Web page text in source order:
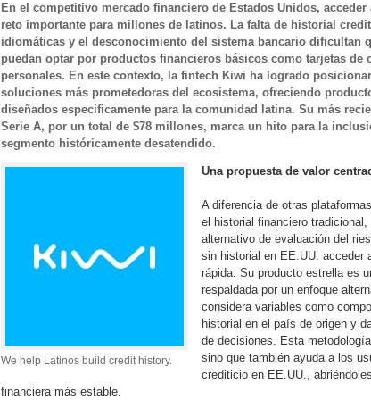
En el competitivo mercado financiero de Estados Unidos,
reto importante para millones de latinos. La falta de historial
idiomáticas y el desconocimiento del sistema bancario dificultan
puedan optar por productos financieros básicos como tarjetas de
personales. En este contexto, la fintech Kiwi ha logrado
soluciones más prometedoras del ecosistema, ofreciendo
diseñados específicamente para la comunidad latina. Su más
Serie A, por un total de $78 millones, marca un hito para la
segmento históricamente desatendido.
We help Latinos build credit history.
Una propuesta de valor
A diferencia de otras
el historial financiero
alternativo de evaluación del
sin historial en EE.UU. acceder
rápida. Su producto estrella es
respaldada por un enfoque
considera variables como
historial en el país de origen y
de decisiones. Esta
sino que también ayuda a los
crediticio en EE.UU.,
financiera más estable.